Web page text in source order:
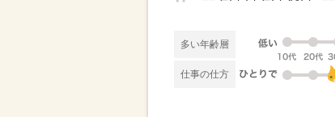
多い年齢層
仕事の仕方